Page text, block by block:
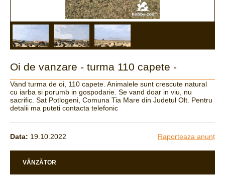
Oi de vanzare - turma 110 capete -
Vand turma de oi, 110 capete. Animalele sunt crescute natural
cu iarba si porumb in gospodarie. Se vand doar in viu, nu
sacrific. Sat Potlogeni, Comuna Tia Mare din Judetul Olt. Pentru
detalii ma puteti contacta telefonic
Data: 19.10.2022 Raporteaza anunț
VÂNZĂTOR